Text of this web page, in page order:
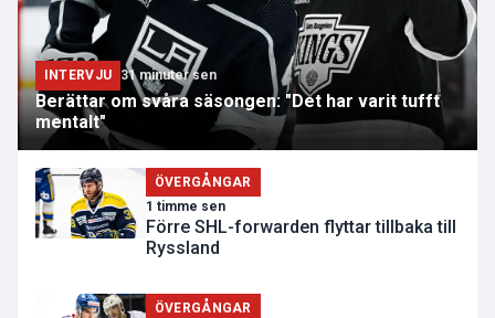
INTERVJU 31 minuter sen
Berättar om svåra säsongen: "Det har varit tufft
mentalt"
ÖVERGÅNGAR
1 timme sen
Förre SHL-forwarden flyttar tillbaka till
Ryssland
ÖVERGÅNGAR